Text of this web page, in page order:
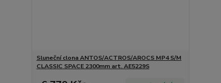
Sluneční clona ANTOS/ACTROS/AROCS MP4 S/M
CLASSIC SPACE 2300mm art. AE5229S